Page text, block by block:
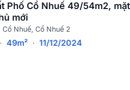
Phố Cổ Nhuế 49/54m2,
mới
Nhuế, Cổ Nhuế 2
· 49m² · 11/12/2024